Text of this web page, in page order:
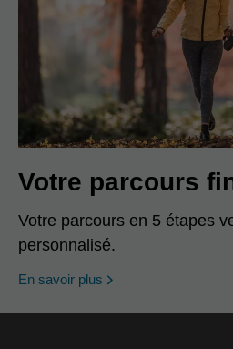
Votre parcours
Votre parcours en 5 étapes
personnalisé.
En savoir plus